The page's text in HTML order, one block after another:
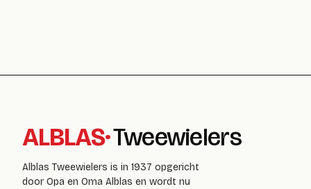
ALBLAS·Tweewielers
Alblas Tweewielers is in 1937 opgericht
door Opa en Oma Alblas en wordt nu